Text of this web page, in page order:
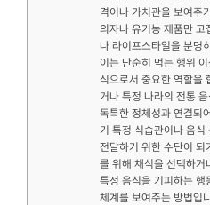
격이나 가치관을 보여주
의자나 유기농 제품만 고
나 라이프스타일을 분명
이는 단순히 먹는 행위
식으로서 중요한 역할을
거나 특정 나라의 전통
독특한 정체성과 연결되
기 특정 식습관이나 음식
전달하기 위한 수단이 되
를 위해 채식을 선택하거
특정 음식을 기피하는 행
체계를 보여주는 방법입